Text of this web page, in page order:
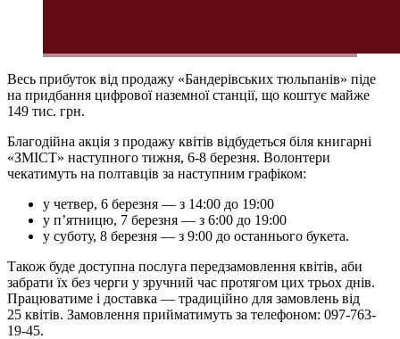
Весь прибуток від продажу «Бандерівських тюльпанів» піде
на придбання цифрової наземної станції, що коштує майже
149 тис. грн.
Благодійна акція з продажу квітів відбудеться біля книгарні
«ЗМІСТ» наступного тижня, 6-8 березня. Волонтери
чекатимуть на полтавців за наступним графіком:
у четвер, 6 березня — з 14:00 до 19:00
у п’ятницю, 7 березня — з 6:00 до 19:00
у суботу, 8 березня — з 9:00 до останнього букета.
Також буде доступна послуга передзамовлення квітів, аби
забрати їх без черги у зручний час протягом цих трьох днів.
Працюватиме і доставка — традиційно для замовлень від
25 квітів. Замовлення прийматимуть за телефоном: 097-763-
19-45.